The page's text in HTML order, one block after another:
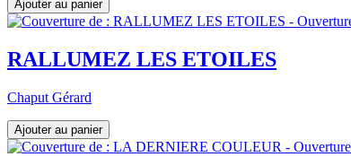
RALLUMEZ LES ETOILES
Chaput Gérard